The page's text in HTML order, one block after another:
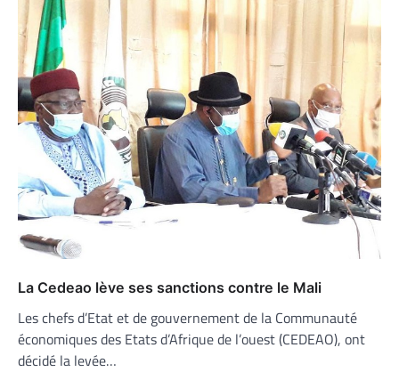
La Cedeao lève ses sanctions contre le Mali
Les chefs d’Etat et de gouvernement de la Communauté
économiques des Etats d’Afrique de l’ouest (CEDEAO), ont
décidé la levée…